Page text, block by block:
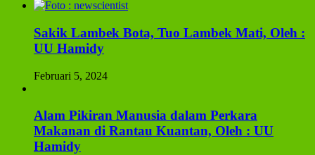
Sakik Lambek Bota, Tuo Lambek Mati, Oleh :
UU Hamidy
Februari 5, 2024
Alam Pikiran Manusia dalam Perkara
Makanan di Rantau Kuantan, Oleh : UU
Hamidy